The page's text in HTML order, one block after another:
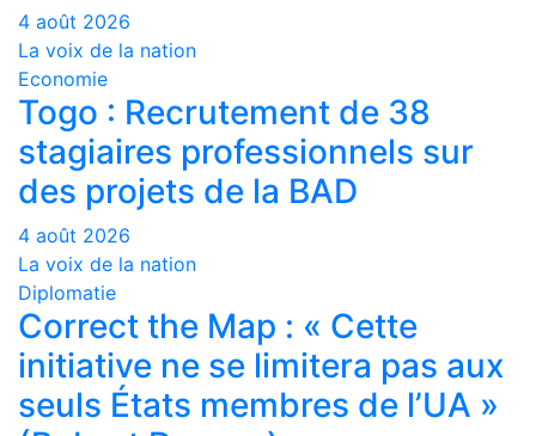
4 août 2026
La voix de la nation
Economie
Togo : Recrutement de 38
stagiaires professionnels sur
des projets de la BAD
4 août 2026
La voix de la nation
Diplomatie
Correct the Map : « Cette
initiative ne se limitera pas aux
seuls États membres de l’UA »